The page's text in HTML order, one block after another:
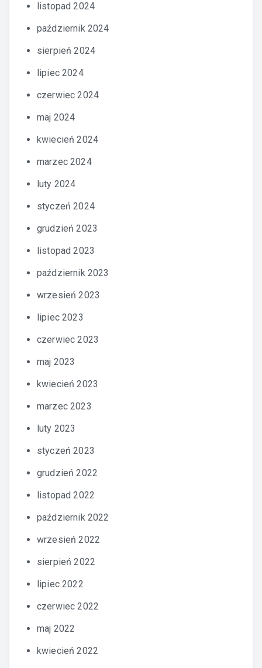
listopad 2024
październik 2024
sierpień 2024
lipiec 2024
czerwiec 2024
maj 2024
kwiecień 2024
marzec 2024
luty 2024
styczeń 2024
grudzień 2023
listopad 2023
październik 2023
wrzesień 2023
lipiec 2023
czerwiec 2023
maj 2023
kwiecień 2023
marzec 2023
luty 2023
styczeń 2023
grudzień 2022
listopad 2022
październik 2022
wrzesień 2022
sierpień 2022
lipiec 2022
czerwiec 2022
maj 2022
kwiecień 2022